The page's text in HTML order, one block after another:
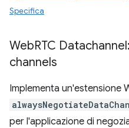
Specifica
WebRTC
channels
Implementa un'estensione
per l'applicazione di